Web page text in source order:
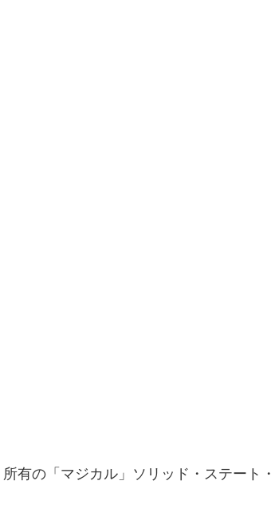
有の「マジカル」ソリッド・ステート・